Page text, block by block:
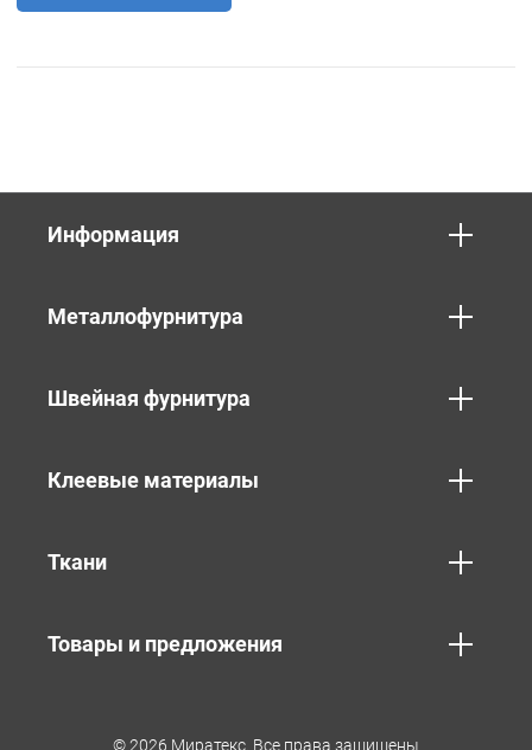
Информация
Металлофурнитура
Швейная фурнитура
Клеевые материалы
Ткани
Товары и предложения
© 2026 Миратекс. Все права защищены